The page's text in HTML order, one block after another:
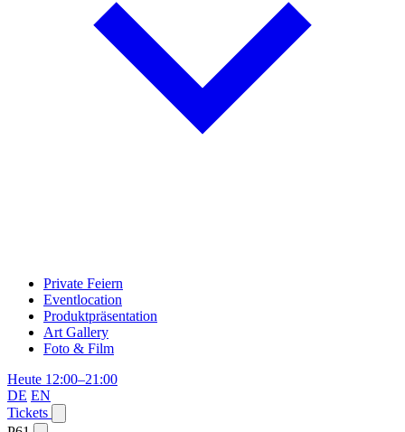
Private Feiern
Eventlocation
Produktpräsentation
Art Gallery
Foto & Film
Heute 12:00–21:00
DE EN
Tickets